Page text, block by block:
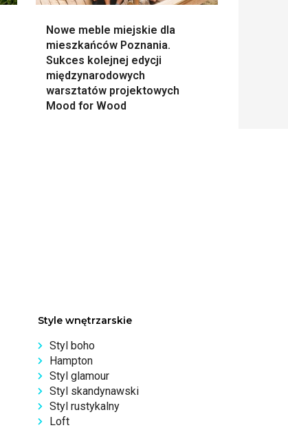
Nowe meble miejskie dla
mieszkańców Poznania.
Sukces kolejnej edycji
międzynarodowych
warsztatów projektowych
Mood for Wood
Style wnętrzarskie
Styl boho
Hampton
Styl glamour
Styl skandynawski
Styl rustykalny
Loft